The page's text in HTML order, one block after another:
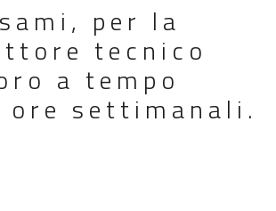
per la
tecnico
a tempo
settimanali.